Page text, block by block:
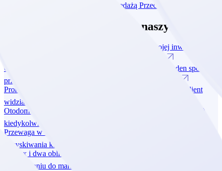
widział okazję, a nie problem ze sprzedażą Przeczytaj
Sprawdź ostatnie wpisy na naszym blogu
Dlaczego jedno dobre wideo może zrobić dla Twojej inwestycji
O naturze potrafimy mówić inaczej niż wszyscy. Jak jeden spot
przerodził się w kampanię dla Dwóch Jezior.
Promocja czy desperacja? Jak komunikować rabaty, żeby klient
widział okazję, a nie problem ze sprzedażą
Otodom zmienia zasady gry. Dlaczego deweloperzy bardziej niż
kiedykolwiek potrzebują własnego marketingu?
Przewaga w czasach jawności cen: jak Vue Estate zmienia sposób
pozyskiwania klientów?
Dantex i dwa oblicza rebrandingu: lekcja o sile emocji i
przywiązaniu do marki